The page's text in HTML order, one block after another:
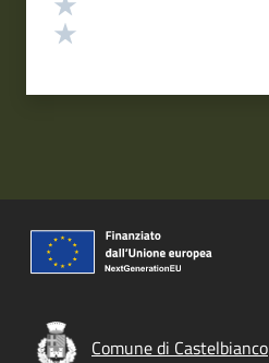
Comune di Castelbianco